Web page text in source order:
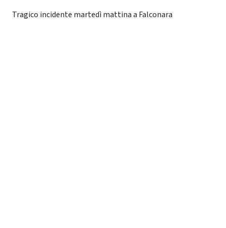
Tragico incidente martedì mattina a Falconara